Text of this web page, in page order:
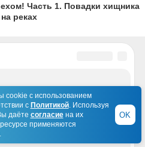
Часть 1. Повадки хищника
реках
cookie с использованием
с Политикой. Используя
даёте согласиена их
применяются
OK